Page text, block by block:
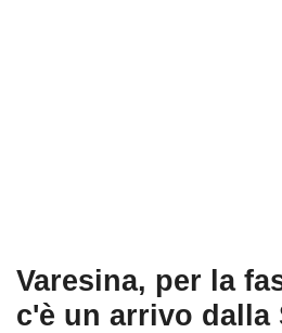
Varesina, per la
c'è un arrivo dalla